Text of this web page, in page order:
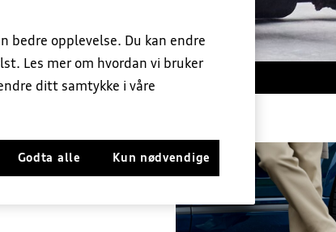
Ruteservice Klimaservice
bedre opplevelse. Du kan endre
Les mer om hvordan vi bruker
ditt samtykke i våre
Kun nødvendige
Godta alle